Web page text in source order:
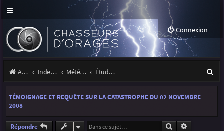
Connexion
Accueil Index du forum Météo et climatologie des orages Étude de phénomènes orageux
e
h
TÉMOIGNAGE ET REQUÊTE SUR LA CATASTROPHE DU 02 NOVEMBRE
2008
Répondre Rechercher